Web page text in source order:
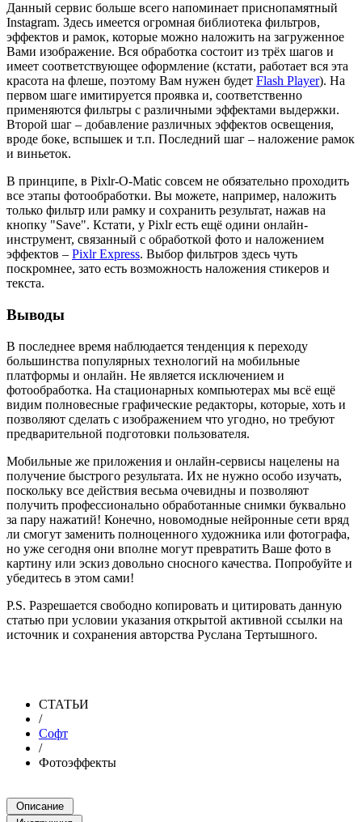
Данный сервис больше всего напоминает приснопамятный
Instagram. Здесь имеется огромная библиотека фильтров,
эффектов и рамок, которые можно наложить на загруженное
Вами изображение. Вся обработка состоит из трёх шагов и
имеет соответствующее оформление (кстати, работает вся эта
красота на флеше, поэтому Вам нужен будет Flash Player). На
первом шаге имитируется проявка и, соответственно
применяются фильтры с различными эффектами выдержки.
Второй шаг – добавление различных эффектов освещения,
вроде боке, вспышек и т.п. Последний шаг – наложение рамок
и виньеток.
В принципе, в Pixlr-O-Matic совсем не обязательно проходить
все этапы фотообработки. Вы можете, например, наложить
только фильтр или рамку и сохранить результат, нажав на
кнопку "Save". Кстати, у Pixlr есть ещё одини онлайн-
инструмент, связанный с обработкой фото и наложением
эффектов – Pixlr Express. Выбор фильтров здесь чуть
поскромнее, зато есть возможность наложения стикеров и
текста.
Выводы
В последнее время наблюдается тенденция к переходу
большинства популярных технологий на мобильные
платформы и онлайн. Не является исключением и
фотообработка. На стационарных компьютерах мы всё ещё
видим полновесные графические редакторы, которые, хоть и
позволяют сделать с изображением что угодно, но требуют
предварительной подготовки пользователя.
Мобильные же приложения и онлайн-сервисы нацелены на
получение быстрого результата. Их не нужно особо изучать,
поскольку все действия весьма очевидны и позволяют
получить профессионально обработанные снимки буквально
за пару нажатий! Конечно, новомодные нейронные сети вряд
ли смогут заменить полноценного художника или фотографа,
но уже сегодня они вполне могут превратить Ваше фото в
картину или эскиз довольно сносного качества. Попробуйте и
убедитесь в этом сами!
P.S. Разрешается свободно копировать и цитировать данную
статью при условии указания открытой активной ссылки на
источник и сохранения авторства Руслана Тертышного.
СТАТЬИ
/
Софт
/
Фотоэффекты